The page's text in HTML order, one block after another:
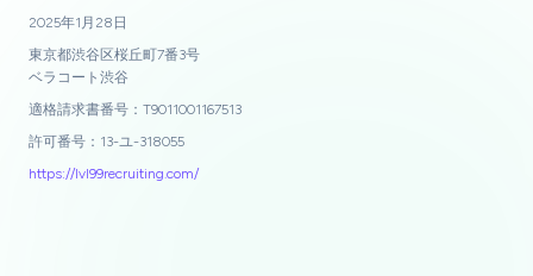
2025年1月28日
東京都渋谷区桜丘町7番3号
ベラコート渋谷
適格請求書番号：T9011001167513
許可番号：13-ユ-318055
https://lvl99recruiting.com/